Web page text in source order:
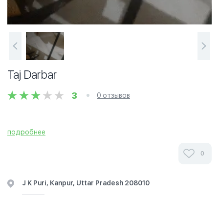
Taj Darbar
3 0 отзывов
подробнее
0
J K Puri, Kanpur, Uttar Pradesh 208010